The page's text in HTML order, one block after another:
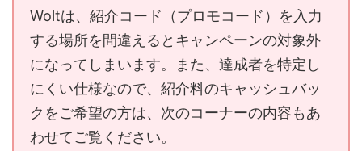
Woltは、紹介コード（プロモコード）を入力
する場所を間違えるとキャンペーンの対象外
になってしまいます。また、達成者を特定し
にくい仕様なので、紹介料のキャッシュバッ
クをご希望の方は、次のコーナーの内容もあ
わせてご覧ください。